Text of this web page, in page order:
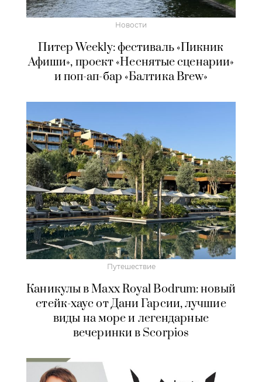
Новости
Питер Weekly: фестиваль «Пикник
Афиши», проект «Неснятые сценарии»
и поп-ап-бар «Балтика Brew»
Путешествие
Каникулы в Maxx Royal Bodrum: новый
стейк-хаус от Дани Гарсии, лучшие
виды на море и легендарные
вечеринки в Scorpios